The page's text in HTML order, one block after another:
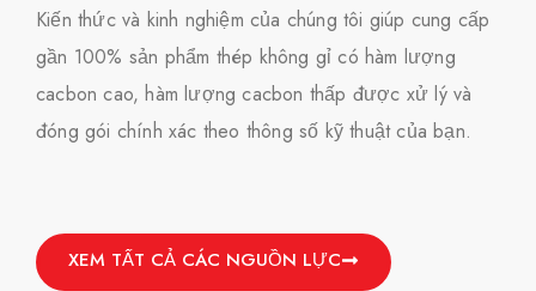
Kiến thức và kinh nghiệm của chúng tôi giúp cung cấp
gần 100% sản phẩm thép không gỉ có hàm lượng
cacbon cao, hàm lượng cacbon thấp được xử lý và
đóng gói chính xác theo thông số kỹ thuật của bạn.
XEM TẤT CẢ CÁC NGUỒN LỰC